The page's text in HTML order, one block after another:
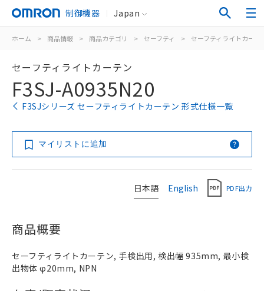
制御機器 Japan
ホーム > 商品情報 > 商品カテゴリ > セーフティ > セーフティライトカー
セーフティライトカーテン
F3SJ-A0935N20
F3SJシリーズ セーフティライトカーテン 形式仕様一覧
マイリストに追加
日本語 English PDF出力
商品概要
セーフティライトカーテン, 手検出用, 検出幅 935mm, 最小検
出物体 φ20mm, NPN